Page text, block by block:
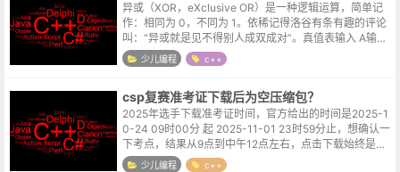
异或（XOR，eXclusive OR）是一种逻辑运算，简单记
作：相同为 0，不同为 1。依稀记得洛谷有条有趣的评论
叫：“异或就是见不得别人成双成对”。真值表输入 A输入
B输出 (A XOR B)000011101110 常见用途开...
少儿编程 c++
csp复赛准考证下载后为空压缩包？
2025年选手下载准考证时间，官方给出的时间是2025-1
0-24 09时00分 起 2025-11-01 23时59分止，想确认一
下考点，结果从9点到中午12点左右，点击下载始终是一
个空压缩包，直接打了noi官网底部的联系电话。接电...
少儿编程 c++